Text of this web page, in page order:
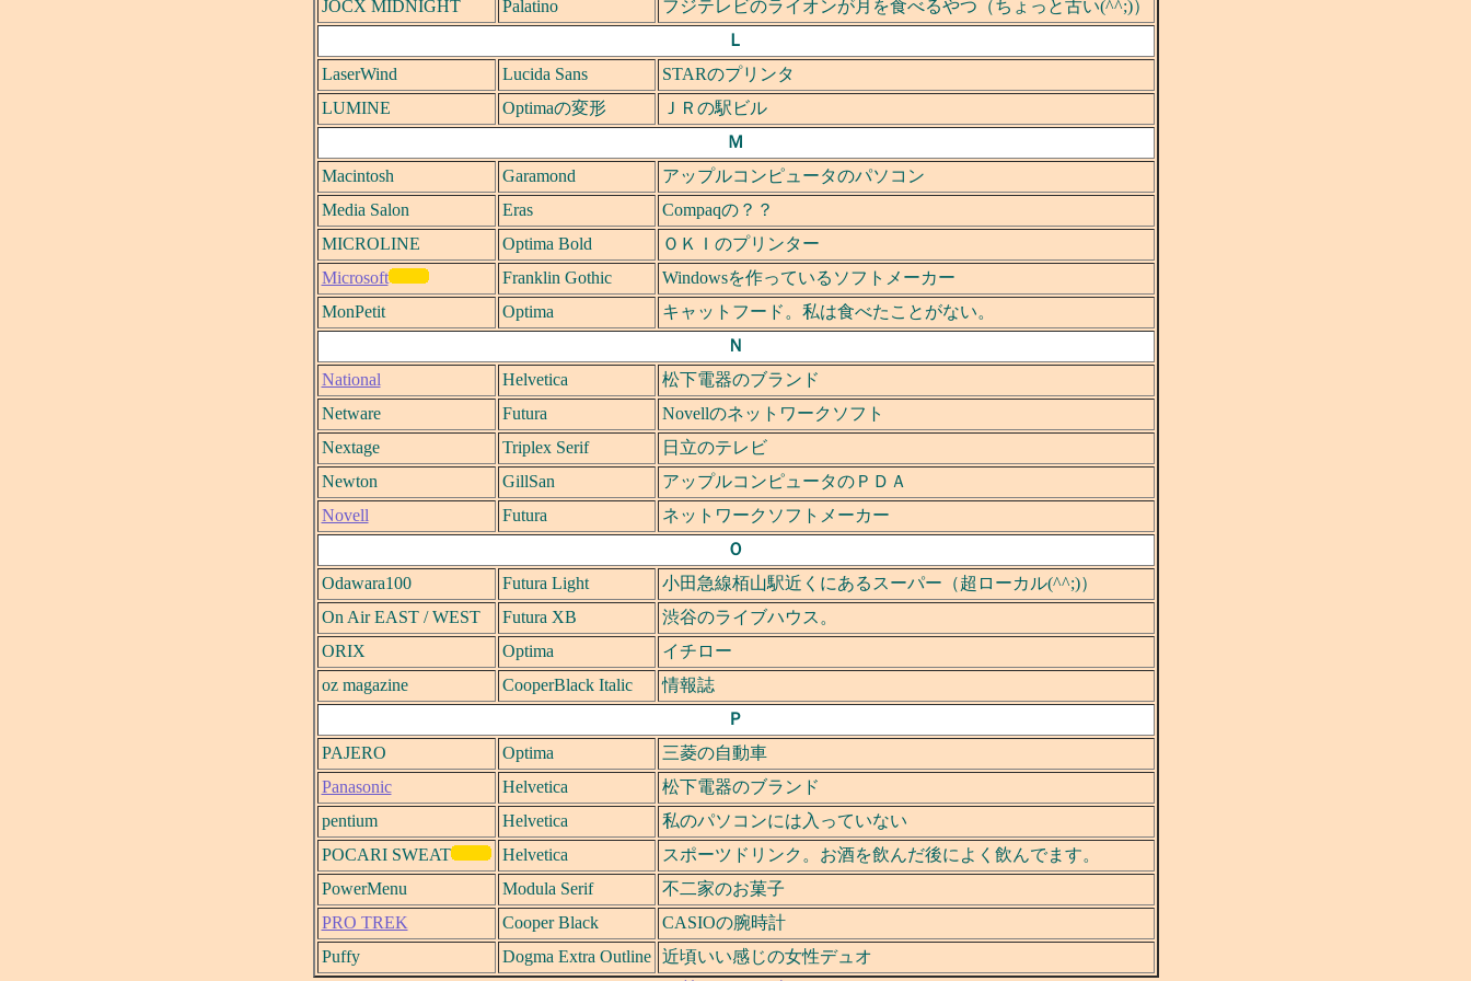
JOCX MIDNIGHT Palatino
フジテレビのライオンが月を食べるやつ（ちょっと古い(^^;)）
Ｌ
LaserWind
Lucida Sans
STARのプリンタ
LUMINE
Optimaの変形
ＪＲの駅ビル
Ｍ
Macintosh
Garamond
アップルコンピュータのパソコン
Media Salon
Eras
Compaqの？？
MICROLINE
Optima Bold
ＯＫＩのプリンター
Microsoft
Franklin Gothic
Windowsを作っているソフトメーカー
MonPetit
Optima
キャットフード。私は食べたことがない。
Ｎ
National
Helvetica
松下電器のブランド
Netware
Futura
Novellのネットワークソフト
Nextage
Triplex Serif
日立のテレビ
Newton
GillSan
アップルコンピュータのＰＤＡ
Novell
Futura
ネットワークソフトメーカー
Ｏ
Odawara100
Futura Light
小田急線栢山駅近くにあるスーパー（超ローカル(^^;)）
On Air EAST / WEST
Futura XB
渋谷のライブハウス。
ORIX
Optima
イチロー
oz magazine
CooperBlack Italic
情報誌
Ｐ
PAJERO
Optima
三菱の自動車
Panasonic
Helvetica
松下電器のブランド
pentium
Helvetica
私のパソコンには入っていない
POCARI SWEAT
Helvetica
スポーツドリンク。お酒を飲んだ後によく飲んでます。
PowerMenu
Modula Serif
不二家のお菓子
PRO TREK
Cooper Black
CASIOの腕時計
Puffy
Dogma Extra Outline
近頃いい感じの女性デュオ